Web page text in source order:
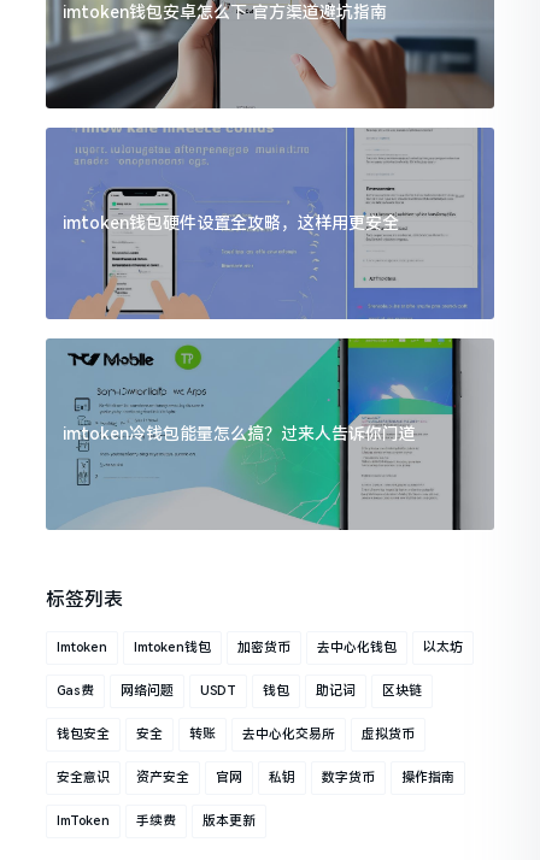
imtoken钱包安卓怎么下 官方渠道避坑指南
imtoken钱包硬件设置全攻略，这样用更安全
imtoken冷钱包能量怎么搞？过来人告诉你门道
标签列表
Imtoken Imtoken钱包 加密货币 去中心化钱包 以太坊
Gas费 网络问题 USDT 钱包 助记词 区块链
钱包安全 安全 转账 去中心化交易所 虚拟货币
安全意识 资产安全 官网 私钥 数字货币 操作指南
ImToken 手续费 版本更新